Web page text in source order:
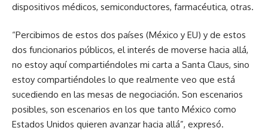
dispositivos médicos, semiconductores, farmacéutica, otras.
“Percibimos de estos dos países (México y EU) y de estos
dos funcionarios públicos, el interés de moverse hacia allá,
no estoy aquí compartiéndoles mi carta a Santa Claus, sino
estoy compartiéndoles lo que realmente veo que está
sucediendo en las mesas de negociación. Son escenarios
posibles, son escenarios en los que tanto México como
Estados Unidos quieren avanzar hacia allá”, expresó.